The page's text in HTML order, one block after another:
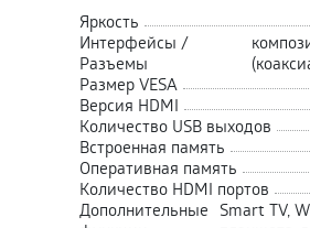
Яркость
Интерфейсы /
Разъемы
Размер VESA
Версия HDMI
Количество USB выходов
Встроенная память
Оперативная память
Количество HDMI портов
Дополнительные Smart TV,